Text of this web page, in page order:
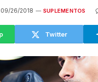
09/26/2018 SUPLEMENTOS
Twitter